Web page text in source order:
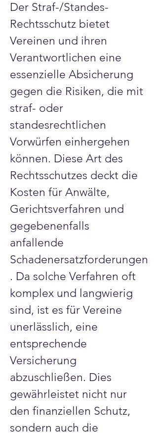
Der Straf-/Standes-
Rechtsschutz bietet
Vereinen und ihren
Verantwortlichen eine
essenzielle Absicherung
gegen die Risiken, die mit
straf- oder
standesrechtlichen
Vorwürfen einhergehen
können. Diese Art des
Rechtsschutzes deckt die
Kosten für Anwälte,
Gerichtsverfahren und
gegebenenfalls
anfallende
Schadenersatzforderungen
. Da solche Verfahren oft
komplex und langwierig
sind, ist es für Vereine
unerlässlich, eine
entsprechende
Versicherung
abzuschließen. Dies
gewährleistet nicht nur
den finanziellen Schutz,
sondern auch die